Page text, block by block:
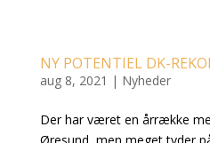
NY POTENTIEL DK-
aug 8, 2021 | Nyheder
Der har været en årrække